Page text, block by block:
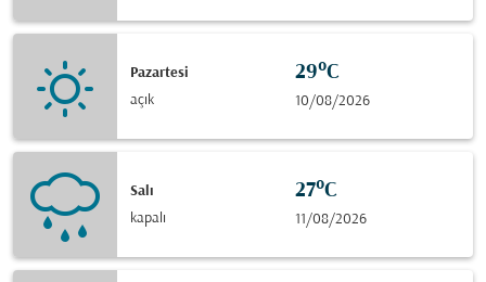
Pazartesi
açık
29°C
10/08/2026
Salı
kapalı
27°C
11/08/2026